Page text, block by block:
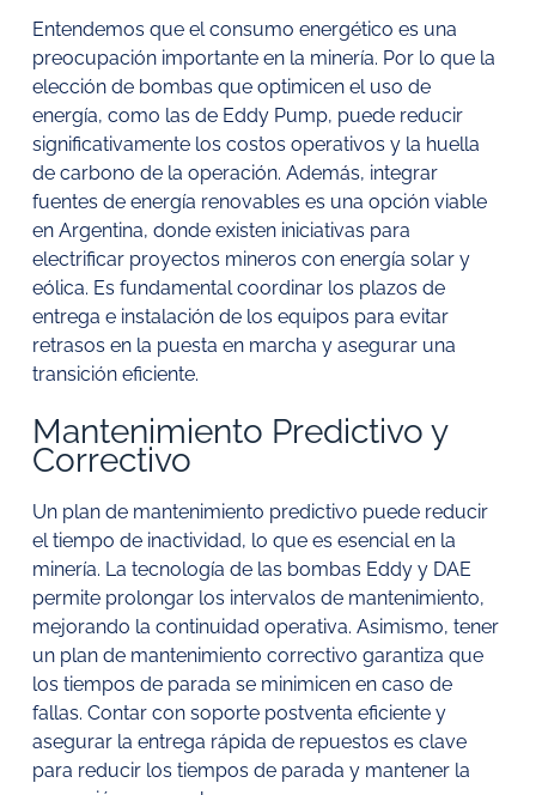
Entendemos que el consumo energético es una
preocupación importante en la minería. Por lo que la
elección de bombas que optimicen el uso de
energía, como las de Eddy Pump, puede reducir
significativamente los costos operativos y la huella
de carbono de la operación. Además, integrar
fuentes de energía renovables es una opción viable
en Argentina, donde existen iniciativas para
electrificar proyectos mineros con energía solar y
eólica. Es fundamental coordinar los plazos de
entrega e instalación de los equipos para evitar
retrasos en la puesta en marcha y asegurar una
transición eficiente.
Mantenimiento Predictivo y
Correctivo
Un plan de mantenimiento predictivo puede reducir
el tiempo de inactividad, lo que es esencial en la
minería. La tecnología de las bombas Eddy y DAE
permite prolongar los intervalos de mantenimiento,
mejorando la continuidad operativa. Asimismo, tener
un plan de mantenimiento correctivo garantiza que
los tiempos de parada se minimicen en caso de
fallas. Contar con soporte postventa eficiente y
asegurar la entrega rápida de repuestos es clave
para reducir los tiempos de parada y mantener la